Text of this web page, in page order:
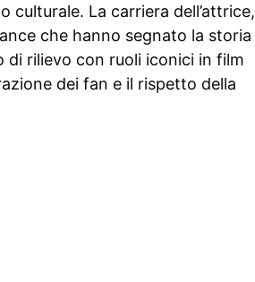
culturale. La carriera dell’attrice,
che hanno segnato la storia
di rilievo con ruoli iconici in film
dei fan e il rispetto della